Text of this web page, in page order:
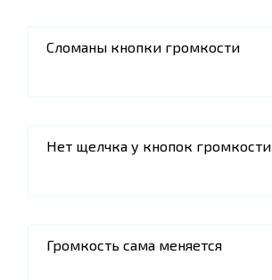
Сломаны кнопки громкости
Нет щелчка у кнопок громкости
Громкость сама меняется